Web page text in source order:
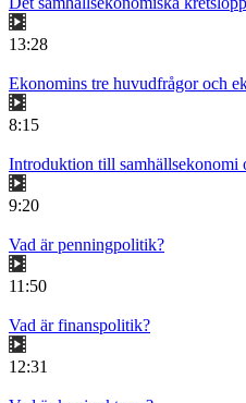
13:28
Ekonomins tre huvudfrågor och
8:15
Introduktion till samhällsekonomi
9:20
Vad är penningpolitik?
11:50
Vad är finanspolitik?
12:31